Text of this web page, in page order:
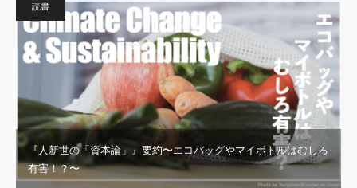
読書
『人新世の「資本論」』要約〜エコバッグやマイボトルはむしろ
有害！？〜